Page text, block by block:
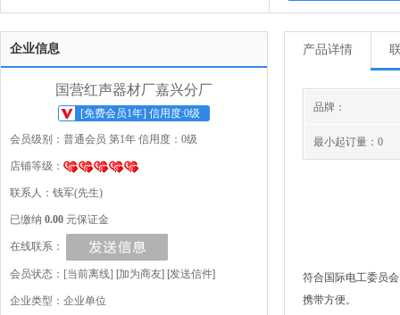
企业信息
国营红声器材厂嘉兴分厂
[免费会员1年] 信用度:0级
会员级别：普通会员 第1年 信用度：0级
店铺等级：
联系人：钱军(先生)
已缴纳 0.00 元保证金
在线联系：
会员状态：[当前离线] [加为商友] [发送信件]
企业类型：企业单位
产品详情
品牌：
最小起订量：0
符合国际电工委员
携带方便。